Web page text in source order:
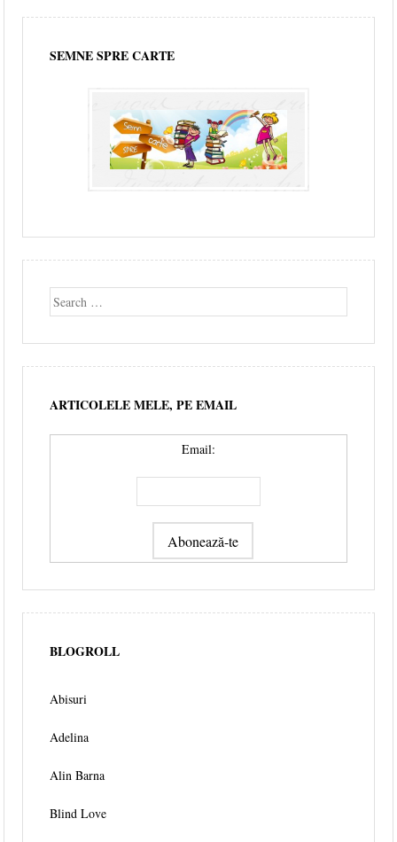
SEMNE SPRE CARTE
Search
ARTICOLELE MELE, PE EMAIL
Email:
BLOGROLL
Abisuri
Adelina
Alin Barna
Blind Love